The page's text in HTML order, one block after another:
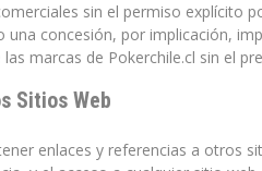
sin el permiso explícito
una concesión, por implicación,
las marcas de Pokerchile.cl sin el
Sitios Web
enlaces y referencias a otros